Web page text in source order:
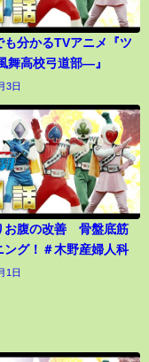
も分かるTVアニメ『ツ
舞高校弓道部―』
3日
お腹の改善 骨盤底筋
ング！＃木野産婦人科
1日